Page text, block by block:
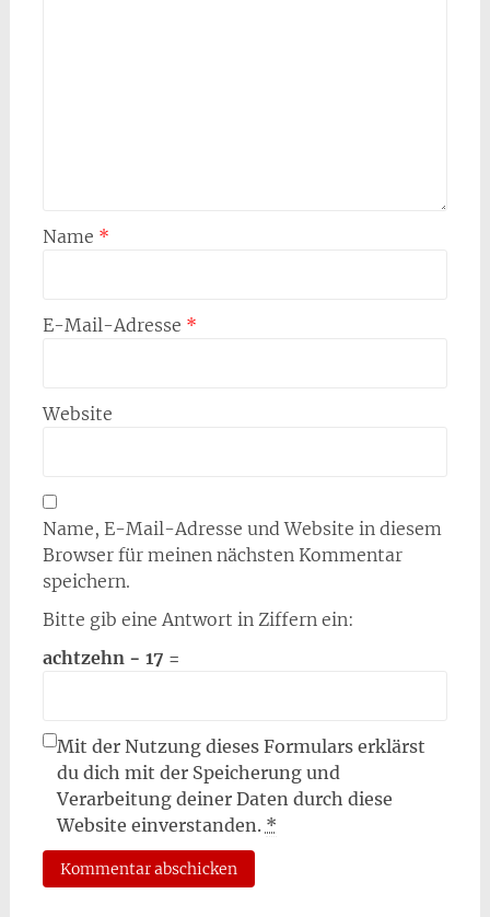
Name *
E-Mail-Adresse *
Website
Name, E-Mail-Adresse und Website in diesem
Browser für meinen nächsten Kommentar
speichern.
Bitte gib eine Antwort in Ziffern ein:
achtzehn − 17 =
Mit der Nutzung dieses Formulars erklärst
du dich mit der Speicherung und
Verarbeitung deiner Daten durch diese
Website einverstanden. *